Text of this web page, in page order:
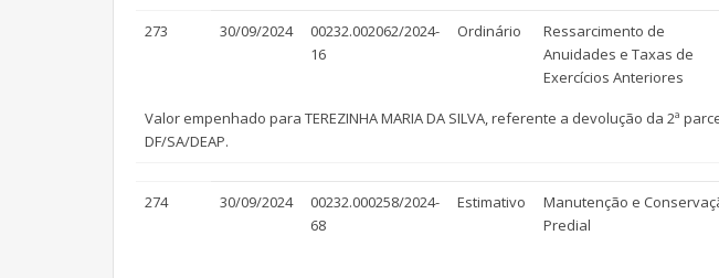
273 30/09/2024
00232.002062/2024-
16
Ordinário
Ressarcimento de
Anuidades e Taxas de
Exercícios Anteriores
Valor empenhado para TEREZINHA MARIA DA SILVA, referente a devolução da 2ª
DF/SA/DEAP.
274 30/09/2024
00232.000258/2024-
68
Estimativo
Manutenção e
Predial